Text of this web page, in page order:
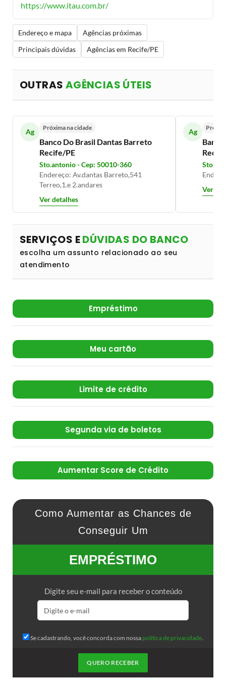
https://www.itau.com.br/
Endereço e mapa
Agências próximas
Principais dúvidas
Agências em Recife/PE
OUTRAS AGÊNCIAS ÚTEIS
Ag Próxima na cidade
Banco Do Brasil Dantas Barreto
Recife/PE
Sto.antonio - Cep: 50010-360
Endereço: Av.dantas Barreto,541
Terreo,1.e 2.andares
Ver detalhes
Ag
Ver
SERVIÇOS EDÚVIDAS DO BANCO
escolha um assunto relacionado ao seu
atendimento
Empréstimo
Meu cartão
Limite de crédito
Segunda via de boletos
Aumentar Score de Crédito
Como Aumentar as Chances de
Conseguir Um
EMPRÉSTIMO
Digite seu e-mail para receber o conteúdo
Se cadastrando, você concorda com nossa política de privacidade.
QUERO RECEBER